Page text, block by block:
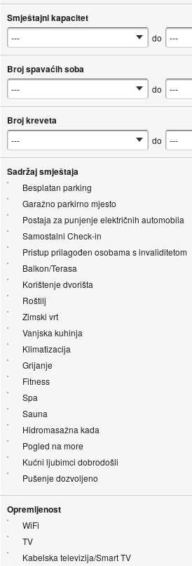
Smještajni kapacitet
do
Broj spavaćih soba
do
Broj kreveta
do
Sadržaj smještaja
Besplatan parking
Garažno parkirno mjesto
Postaja za punjenje električnih automobila
Samostalni Check-in
Pristup prilagođen osobama s invaliditetom
Balkon/Terasa
Korištenje dvorišta
Roštilj
Zimski vrt
Vanjska kuhinja
Klimatizacija
Grijanje
Fitness
Spa
Sauna
Hidromasažna kada
Pogled na more
Kućni ljubimci dobrodošli
Pušenje dozvoljeno
Opremljenost
WiFi
TV
Kabelska televizija/Smart TV